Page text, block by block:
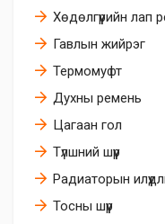
Хөдөлгүүрийн лап
Гавлын жийрэг
Термомуфт
Духны ремень
Цагаан гол
Түлшний шүүр
Радиаторын
Тосны шүүр